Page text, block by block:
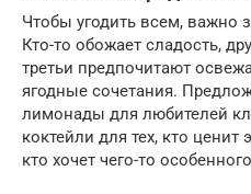
Чтобы угодить всем, важно
Кто-то обожает сладость,
третьи предпочитают
ягодные сочетания.
лимонады для любителей
коктейли для тех, кто ценит
кто хочет чего-то